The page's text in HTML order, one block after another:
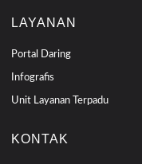
LAYANAN
Portal Daring
Infografis
Unit Layanan Terpadu
KONTAK